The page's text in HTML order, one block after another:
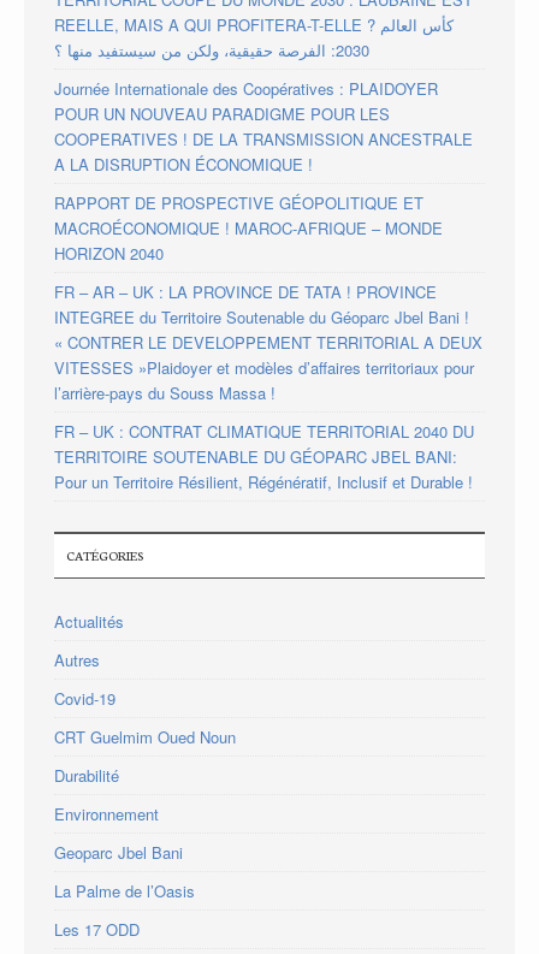
REELLE, MAIS A QUI PROFITERA-T-ELLE ? كأس العالم
2030: الفرصة حقيقية، ولكن من سيستفيد منها ؟
Journée Internationale des Coopératives : PLAIDOYER
POUR UN NOUVEAU PARADIGME POUR LES
COOPERATIVES ! DE LA TRANSMISSION ANCESTRALE
A LA DISRUPTION ÉCONOMIQUE !
RAPPORT DE PROSPECTIVE GÉOPOLITIQUE ET
MACROÉCONOMIQUE ! MAROC-AFRIQUE – MONDE
HORIZON 2040
FR – AR – UK : LA PROVINCE DE TATA ! PROVINCE
INTEGREE du Territoire Soutenable du Géoparc Jbel Bani !
« CONTRER LE DEVELOPPEMENT TERRITORIAL A DEUX
VITESSES »Plaidoyer et modèles d’affaires territoriaux pour
l’arrière-pays du Souss Massa !
FR – UK : CONTRAT CLIMATIQUE TERRITORIAL 2040 DU
TERRITOIRE SOUTENABLE DU GÉOPARC JBEL BANI:
Pour un Territoire Résilient, Régénératif, Inclusif et Durable !
CATÉGORIES
Actualités
Autres
Covid-19
CRT Guelmim Oued Noun
Durabilité
Environnement
Geoparc Jbel Bani
La Palme de l’Oasis
Les 17 ODD